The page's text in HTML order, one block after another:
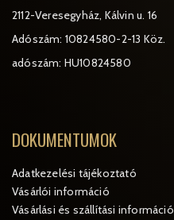
2112-Veresegyház, Kálvin u. 16
Adószám: 10824580-2-13 Köz.
adószám: HU10824580
DOKUMENTUMOK
Adatkezelési tájékoztató
Vásárlói információ
Vásárlási és szállítási információ